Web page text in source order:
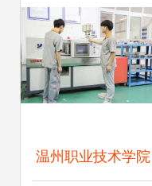
机床销售新浪潮
温州职业技术学院